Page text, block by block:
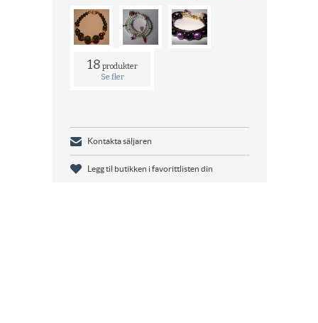
18 produkter
Se fler
Kontakta säljaren
Legg til butikken i favorittlisten din